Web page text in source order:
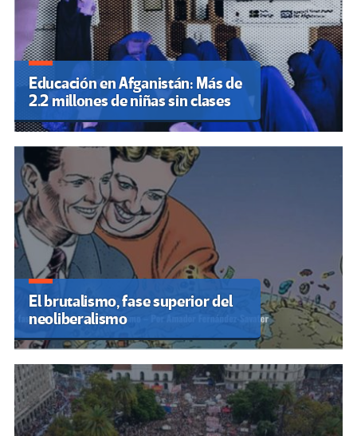
Educación en Afganistán: Más de
2.2 millones de niñas sin clases
El brutalismo, fase superior del
neoliberalismo